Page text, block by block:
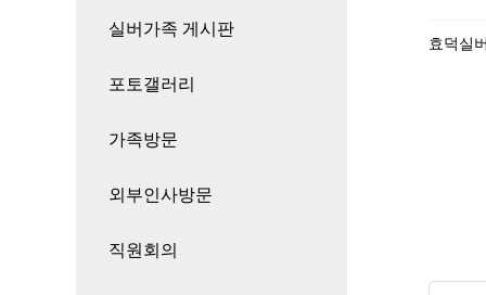
실버가족 게시판
포토갤러리
가족방문
외부인사방문
직원회의
효덕실